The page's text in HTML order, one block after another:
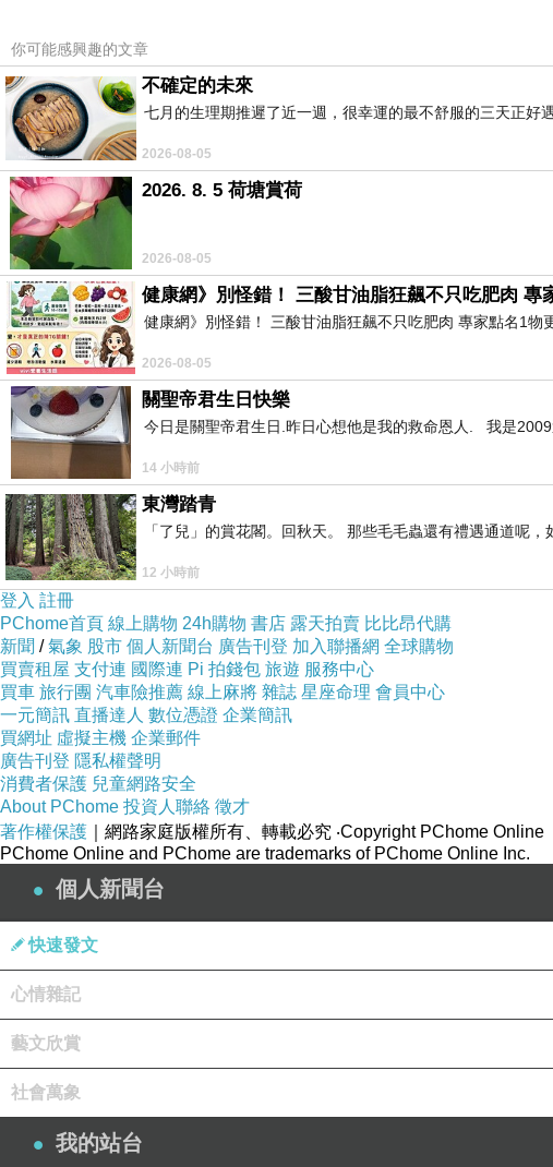
你可能感興趣的文章
不確定的未來
七月的生理期推遲了近一週，很幸運的最不舒服的三天正好
2026-08-05
2026. 8. 5 荷塘賞荷
2026-08-05
健康網》別怪錯！ 三酸甘油脂狂飆不只吃肥肉 專
健康網》別怪錯！ 三酸甘油脂狂飆不只吃肥肉 專家點名1
2026-08-05
關聖帝君生日快樂
今日是關聖帝君生日.昨日心想他是我的救命恩人. 我是
14 小時前
東灣踏青
「了兒」的賞花閣。回秋天。 那些毛毛蟲還有禮遇通道呢
12 小時前
登入 註冊
PChome首頁 線上購物 24h購物 書店 露天拍賣 比比昂代購
新聞 /氣象 股市 個人新聞台 廣告刊登 加入聯播網 全球購物
買賣租屋 支付連 國際連 Pi 拍錢包 旅遊 服務中心
買車 旅行團 汽車險推薦 線上麻將 雜誌 星座命理 會員中心
一元簡訊 直播達人 數位憑證 企業簡訊
買網址 虛擬主機 企業郵件
廣告刊登 隱私權聲明
消費者保護 兒童網路安全
About PChome 投資人聯絡 徵才
著作權保護 ｜網路家庭版權所有、轉載必究 ‧Copyright PChome Online
PChome Online and PChome are trademarks of PChome Online Inc.
個人新聞台
快速發文
心情雜記
藝文欣賞
社會萬象
我的站台